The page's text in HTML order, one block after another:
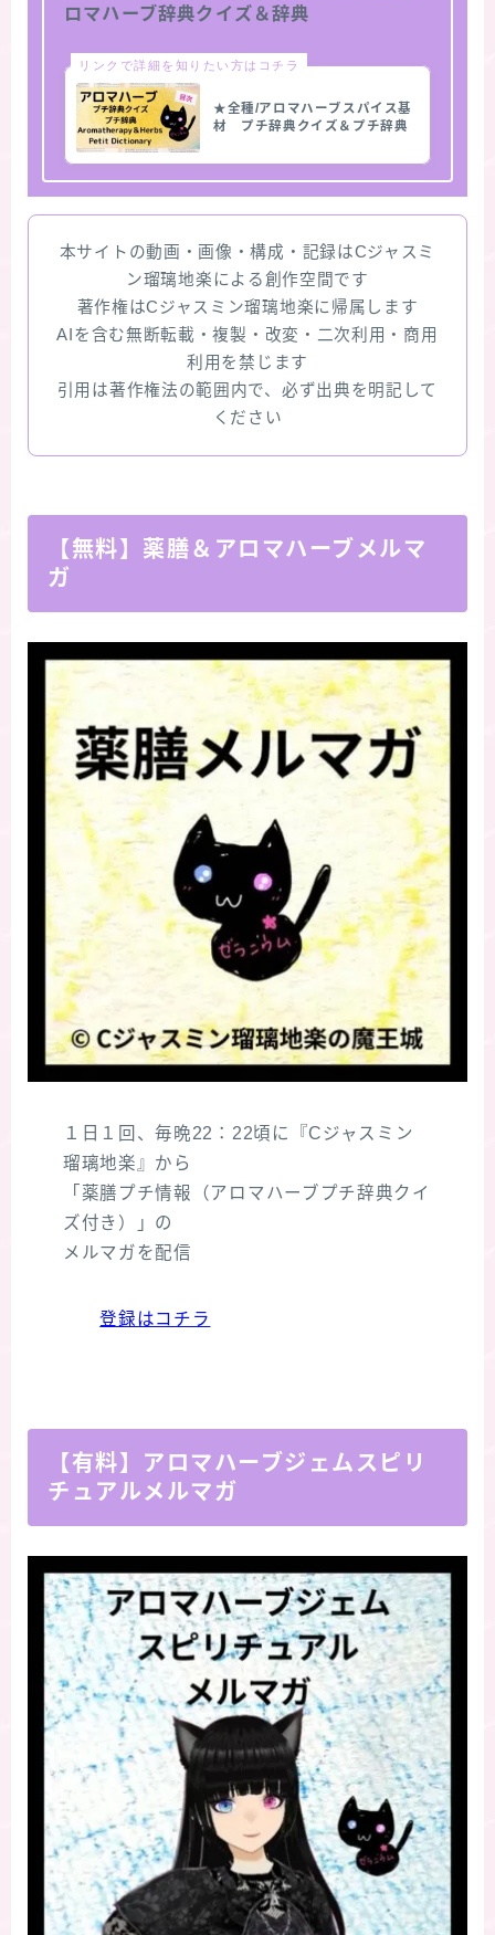
ロマハーブ辞典クイズ＆辞典
リンクで詳細を知りたい方はコチラ
★全種/アロマハーブスパイス基
材 プチ辞典クイズ＆プチ辞典
本サイトの動画・画像・構成・記録はCジャスミ
ン瑠璃地楽による創作空間です
著作権はCジャスミン瑠璃地楽に帰属します
AIを含む無断転載・複製・改変・二次利用・商用
利用を禁じます
引用は著作権法の範囲内で、必ず出典を明記して
ください
【無料】薬膳＆アロマハーブメルマ
ガ
１日１回、毎晩22：22頃に『Cジャスミン
瑠璃地楽』から
「薬膳プチ情報（アロマハーブプチ辞典クイ
ズ付き）」の
メルマガを配信
登録はコチラ
【有料】アロマハーブジェムスピリ
チュアルメルマガ